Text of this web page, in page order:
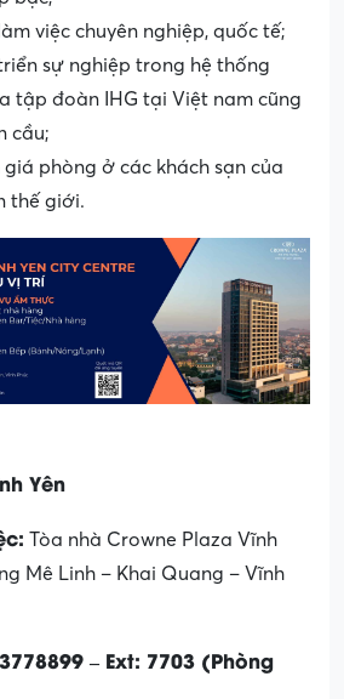
việc chuyên nghiệp, quốc tế;
sự nghiệp trong hệ thống
tập đoàn IHG tại Việt nam cũng
cầu;
phòng ở các khách sạn của
thế giới.
Yên
Tòa nhà Crowne Plaza Vĩnh
Mê Linh – Khai Quang – Vĩnh
– Ext: 7703 (Phòng